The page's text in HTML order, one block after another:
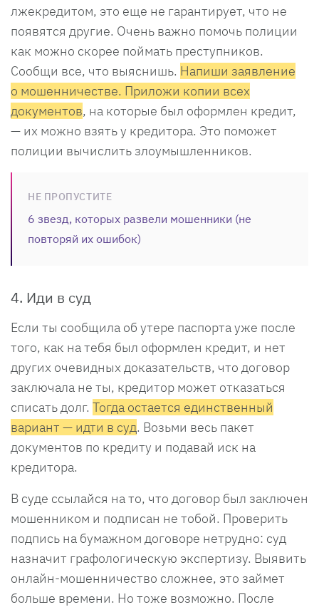
лжекредитом, это еще не гарантирует, что не
появятся другие. Очень важно помочь полиции
как можно скорее поймать преступников.
Сообщи все, что выяснишь. Напиши заявление
о мошенничестве. Приложи копии всех
документов, на которые был оформлен кредит,
— их можно взять у кредитора. Это поможет
полиции вычислить злоумышленников.
НЕ ПРОПУСТИТЕ
6 звезд, которых развели мошенники (не
повторяй их ошибок)
4. Иди в суд
Если ты сообщила об утере паспорта уже после
того, как на тебя был оформлен кредит, и нет
других очевидных доказательств, что договор
заключала не ты, кредитор может отказаться
списать долг. Тогда остается единственный
вариант — идти в суд. Возьми весь пакет
документов по кредиту и подавай иск на
кредитора.
В суде ссылайся на то, что договор был заключен
мошенником и подписан не тобой. Проверить
подпись на бумажном договоре нетрудно: суд
назначит графологическую экспертизу. Выявить
онлайн-мошенничество сложнее, это займет
больше времени. Но тоже возможно. После